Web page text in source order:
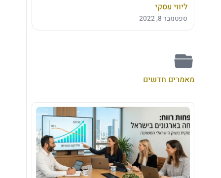
ליווי עסקי
ספטמבר 8, 2022
מאמרים חדשים